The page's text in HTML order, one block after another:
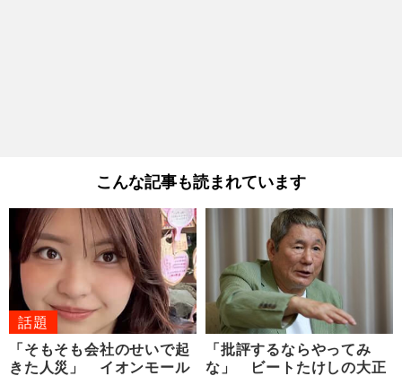
こんな記事も読まれています
話題
「そもそも会社のせいで起
きた人災」 イオンモール
「批評するならやってみ
な」 ビートたけしの大正